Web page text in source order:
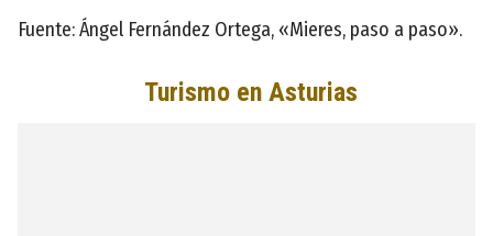
Fuente: Ángel Fernández Ortega, «Mieres, paso a paso».